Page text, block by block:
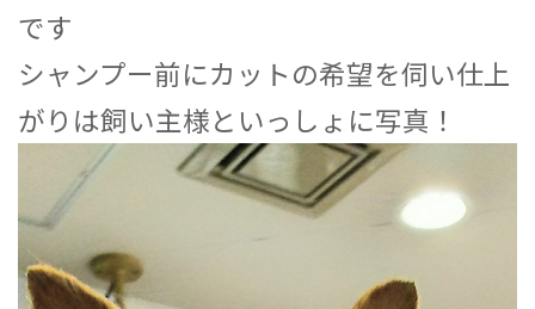
です
シャンプー前にカットの希望を伺い仕上
がりは飼い主様といっしょに写真！